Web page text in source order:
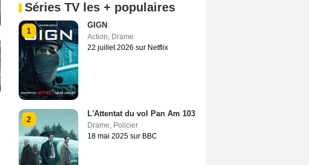
Séries TV les + populaires
1
GIGN
Action, Drame
22 juillet 2026 sur Netflix
2
L'Attentat du vol Pan Am 103
Drame, Policier
18 mai 2025 sur BBC